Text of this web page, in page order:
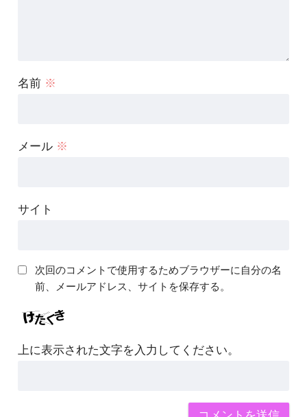
名前 ※
メール ※
サイト
次回のコメントで使用するためブラウザーに自分の名
前、メールアドレス、サイトを保存する。
上に表示された文字を入力してください。